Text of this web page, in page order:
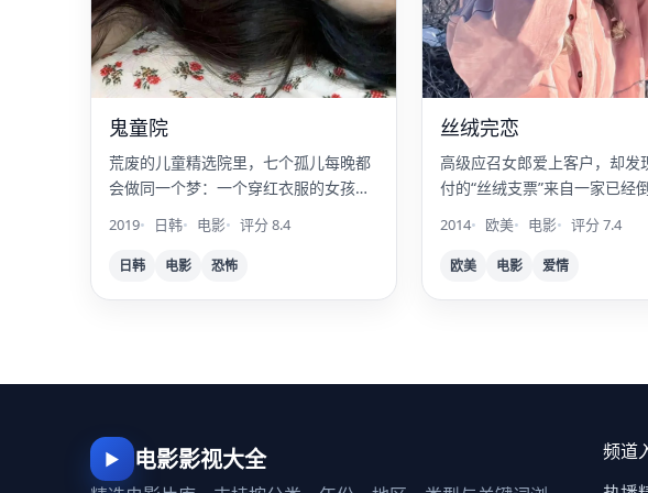
鬼童院
荒废的儿童精选院里，七个孤儿每晚都
会做同一个梦：一个穿红衣服的女孩在
找她的头。
2019 日韩 电影 评分 8.4
日韩 电影 恐怖
丝绒完恋
高级应召女郎爱上客户，却发
付的“丝绒支票”来自一家已经
年的银行。
2014 欧美 电影 评分 7.4
欧美 电影 爱情
▶ 电影影视大全
频道